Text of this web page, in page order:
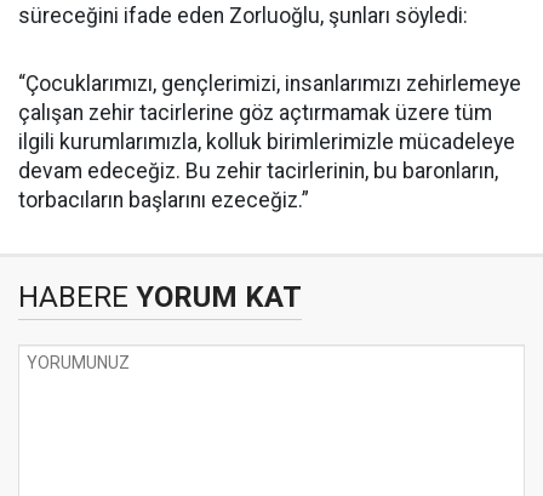
süreceğini ifade eden Zorluoğlu, şunları söyledi:
“Çocuklarımızı, gençlerimizi, insanlarımızı zehirlemeye
çalışan zehir tacirlerine göz açtırmamak üzere tüm
ilgili kurumlarımızla, kolluk birimlerimizle mücadeleye
devam edeceğiz. Bu zehir tacirlerinin, bu baronların,
torbacıların başlarını ezeceğiz.”
HABERE YORUM KAT